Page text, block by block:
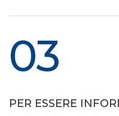
03
PER ESSERE